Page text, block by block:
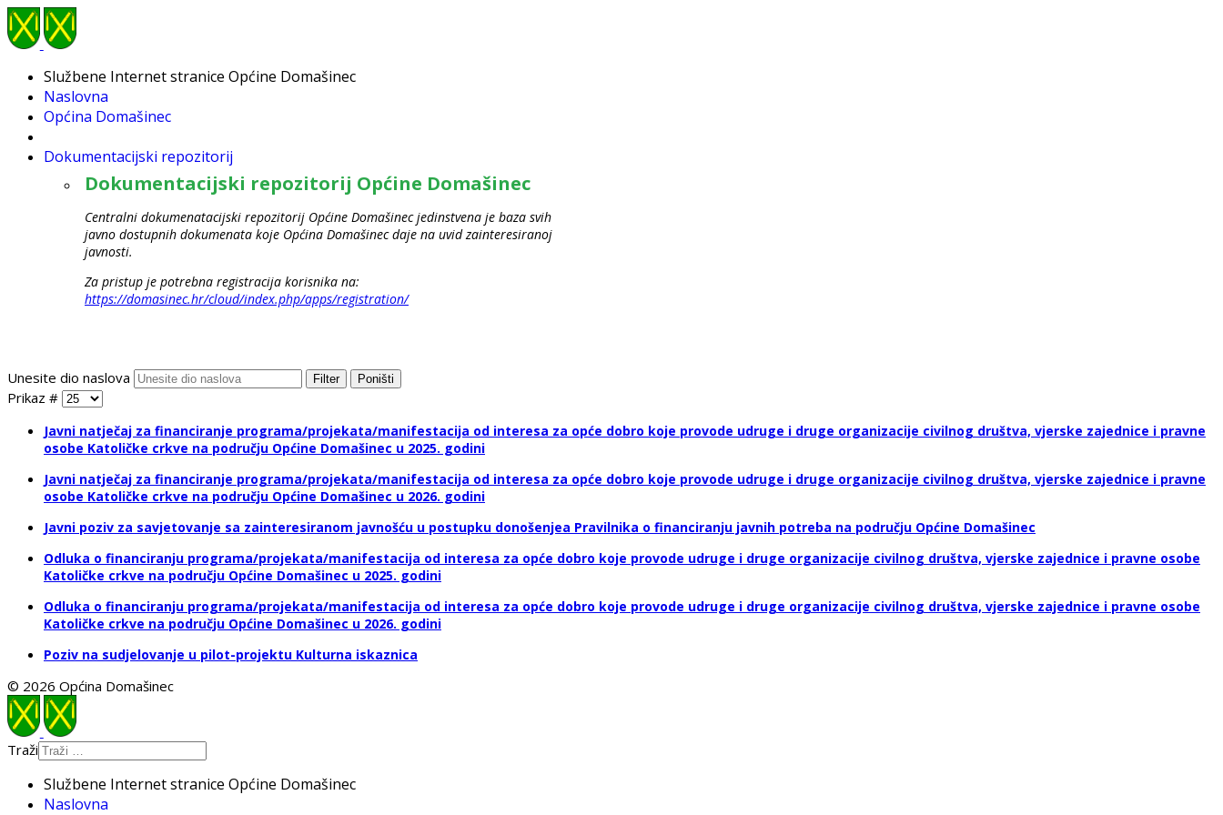
Službene Internet stranice Općine Domašinec
Naslovna
Općina Domašinec
Dokumentacijski repozitorij
Dokumentacijski repozitorij Općine Domašinec
Centralni dokumenatacijski repozitorij Općine Domašinec jedinstvena je baza svih
javno dostupnih dokumenata koje Općina Domašinec daje na uvid zainteresiranoj
javnosti.
Za pristup je potrebna registracija korisnika na:
https://domasinec.hr/cloud/index.php/apps/registration/
Unesite dio naslova Filter Poništi
Prikaz #
Javni natječaj za financiranje programa/projekata/manifestacija od interesa za opće dobro koje provode udruge i druge organizacije civilnog društva, vjerske zajednice i pravne
osobe Katoličke crkve na području Općine Domašinec u 2025. godini
Javni natječaj za financiranje programa/projekata/manifestacija od interesa za opće dobro koje provode udruge i druge organizacije civilnog društva, vjerske zajednice i pravne
osobe Katoličke crkve na području Općine Domašinec u 2026. godini
Javni poziv za savjetovanje sa zainteresiranom javnošću u postupku donošenjea Pravilnika o financiranju javnih potreba na području Općine Domašinec
Odluka o financiranju programa/projekata/manifestacija od interesa za opće dobro koje provode udruge i druge organizacije civilnog društva, vjerske zajednice i pravne osobe
Katoličke crkve na području Općine Domašinec u 2025. godini
Odluka o financiranju programa/projekata/manifestacija od interesa za opće dobro koje provode udruge i druge organizacije civilnog društva, vjerske zajednice i pravne osobe
Katoličke crkve na području Općine Domašinec u 2026. godini
Poziv na sudjelovanje u pilot-projektu Kulturna iskaznica
© 2026 Općina Domašinec
Traži
Službene Internet stranice Općine Domašinec
Naslovna